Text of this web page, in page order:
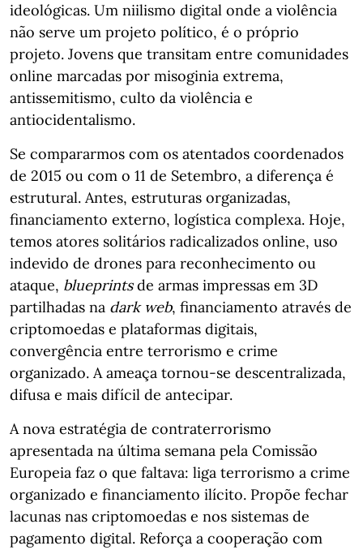
ideológicas. Um niilismo digital onde a violência
não serve um projeto político, é o próprio
projeto. Jovens que transitam entre comunidades
online marcadas por misoginia extrema,
antissemitismo, culto da violência e
antiocidentalismo.
Se compararmos com os atentados coordenados
de 2015 ou com o 11 de Setembro, a diferença é
estrutural. Antes, estruturas organizadas,
financiamento externo, logística complexa. Hoje,
temos atores solitários radicalizados online, uso
indevido de drones para reconhecimento ou
ataque, blueprintsde armas impressas em 3D
partilhadas na dark web, financiamento através de
criptomoedas e plataformas digitais,
convergência entre terrorismo e crime
organizado. A ameaça tornou-se descentralizada,
difusa e mais difícil de antecipar.
A nova estratégia de contraterrorismo
apresentada na última semana pela Comissão
Europeia faz o que faltava: liga terrorismo a crime
organizado e financiamento ilícito. Propõe fechar
lacunas nas criptomoedas e nos sistemas de
pagamento digital. Reforça a cooperação com